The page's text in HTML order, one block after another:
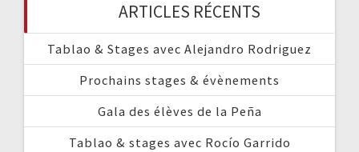
ARTICLES RÉCENTS
Tablao & Stages avec Alejandro Rodriguez
Prochains stages & évènements
Gala des élèves de la Peña
Tablao & stages avec Rocío Garrido